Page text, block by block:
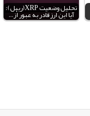
تحلیل وضعیت XRP(ریپل):
آیا این ارز قادر به عبور از…